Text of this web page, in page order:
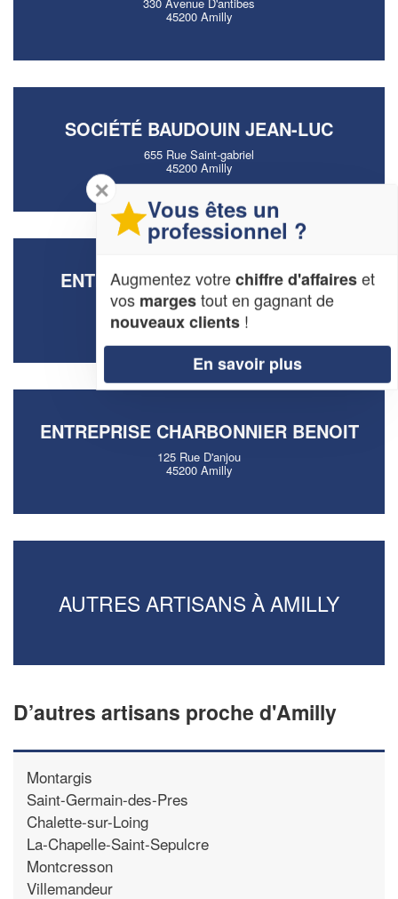
45200 Amilly
SOCIÉTÉ BAUDOUIN JEAN-LUC
655 Rue Saint-gabriel
45200 Amilly
ENTREPRISE BELLUS FRITZNER
43 Rue De Livois
45200 Amilly
ENTREPRISE CHARBONNIER BENOIT
125 Rue D'anjou
45200 Amilly
AUTRES ARTISANS À AMILLY
D’autres artisans proche d'Amilly
Montargis
Saint-Germain-des-Pres
Chalette-sur-Loing
La-Chapelle-Saint-Sepulcre
Montcresson
Villemandeur
✕
Vous êtes un
professionnel ?
Augmentez votrechiffre d'affaireset
vos margestout en gagnant de
nouveaux clients !
En savoir plus